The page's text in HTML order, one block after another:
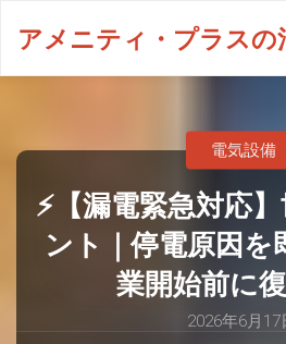
アメニティ・プラスの
⚡【漏電緊急対応
ント｜停電原因を
業開始前に
2026年6月17
電気設備